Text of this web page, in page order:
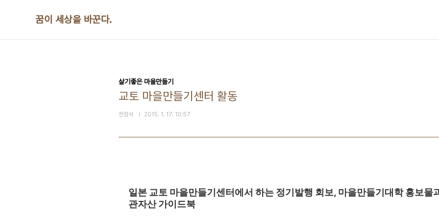
꿈이 세상을 바꾼다.
살기좋은 마을만들기
교토 마을만들기센터 활동
전점석 2015. 1. 17. 10:57
일본 교토 마을만들기센터에서 하는 정기발행 회보, 마을만들기대학 홍보물
관자산 가이드북